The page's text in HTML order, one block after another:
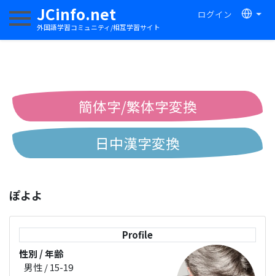
JCinfo.net
外国語学習コミュニティ/相互学習サイト
ログイン
ナビゲーションを切り替える
簡体字/繁体字変換
日中漢字変換
中国語注音変換
ぽよよ
Profile
性別 / 年齢
男性 / 15-19